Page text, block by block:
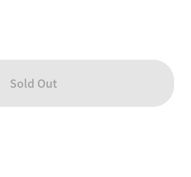
Sold Out